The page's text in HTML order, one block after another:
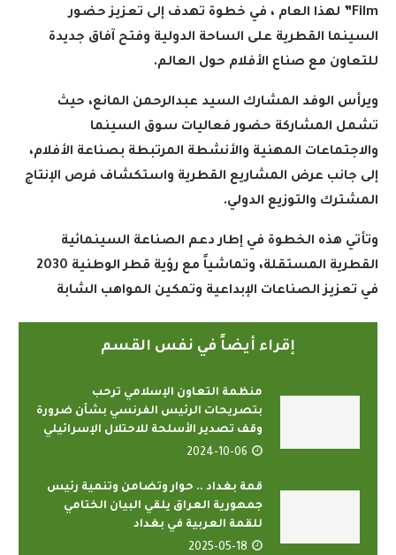
Film”
لهذا العام ، في خطوة تهدف إلى تعزيز حضور
السينما القطرية على الساحة الدولية وفتح آفاق جديدة
للتعاون مع صناع الأفلام حول العالم.
ويرأس الوفد المشارك السيد عبدالرحمن المانع، حيث
تشمل المشاركة حضور فعاليات سوق السينما
والاجتماعات المهنية والأنشطة المرتبطة بصناعة الأفلام،
إلى جانب عرض المشاريع القطرية واستكشاف فرص الإنتاج
المشترك والتوزيع الدولي.
وتأتي هذه الخطوة في إطار دعم الصناعة السينمائية
القطرية المستقلة، وتماشياً مع رؤية قطر الوطنية 2030
في تعزيز الصناعات الإبداعية وتمكين المواهب الشابة
إقراء أيضاً في نفس القسم
منظمة التعاون الإسلامي ترحب
بتصريحات الرئيس الفرنسي بشأن ضرورة
وقف تصدير الأسلحة للاحتلال الإسرائيلي
2024-10-06
قمة بغداد .. حوار وتضامن وتنمية رئيس
جمهورية العراق يلقي البيان الختامي
للقمة العربية في بغداد
2025-05-18